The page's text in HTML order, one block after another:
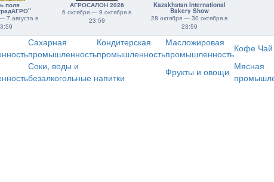
поля
7 августа в
АГРОСАЛОН 2026
6 октября — 9 октября в
23:59
Kazakhstan International
Bakery Show
28 октября — 30 октября в
23:59
Сахарная
промышленность
Кондитерская
промышленность
Масложировая
промышленностьКофе Чай
Соки, воды и
безалкогольные напитки
Фрукты и овощи Мясная